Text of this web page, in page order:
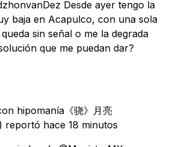
Desde ayer tengo la
baja en Acapulco, con una sola
sin señal o me la degrada
que me puedan dar?
hipomanía《骁》月亮
reportó hace 18 minutos